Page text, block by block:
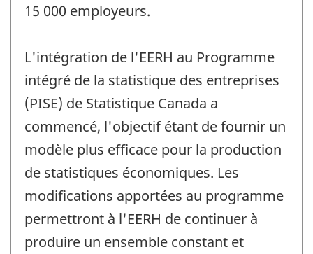
15 000 employeurs.
L'intégration de l'EERH au Programme
intégré de la statistique des entreprises
(PISE) de Statistique Canada a
commencé, l'objectif étant de fournir un
modèle plus efficace pour la production
de statistiques économiques. Les
modifications apportées au programme
permettront à l'EERH de continuer à
produire un ensemble constant et